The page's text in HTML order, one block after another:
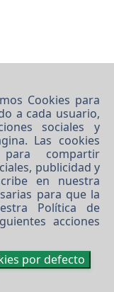
Cookies para
a cada usuario,
sociales y
Las cookies
compartir
publicidad y
en nuestra
para que la
Política de
acciones
por defecto